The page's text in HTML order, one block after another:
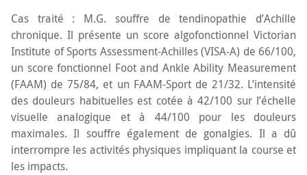
Cas traité : M.G. souffre de tendinopathie d’Achille
chronique. Il présente un score algofonctionnel Victorian
Institute of Sports Assessment-Achilles (VISA-A) de 66/100,
un score fonctionnel Foot and Ankle Ability Measurement
(FAAM) de 75/84, et un FAAM-Sport de 21/32. L’intensité
des douleurs habituelles est cotée à 42/100 sur l’échelle
visuelle analogique et à 44/100 pour les douleurs
maximales. Il souffre également de gonalgies. Il a dû
interrompre les activités physiques impliquant la course et
les impacts.